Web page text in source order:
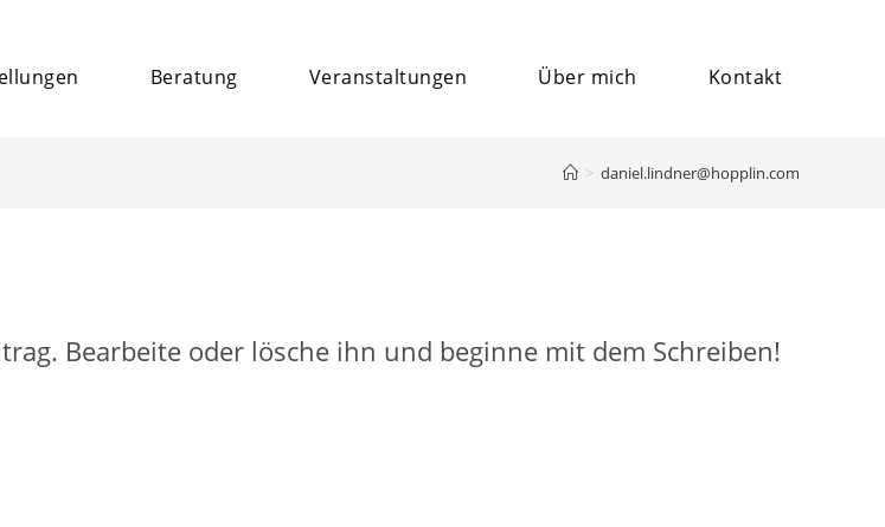
Beratung Veranstaltungen Über mich Kontakt
> daniel.lindner@hopplin.com
Bearbeite oder lösche ihn und beginne mit dem Schreiben!